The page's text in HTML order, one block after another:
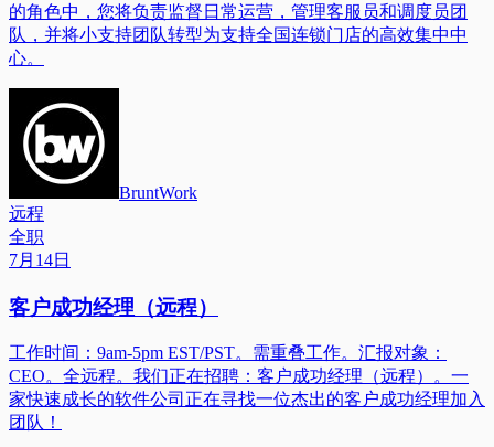
的角色中，您将负责监督日常运营，管理客服员和调度员团
队，并将小支持团队转型为支持全国连锁门店的高效集中中
心。
BruntWork
远程
全职
7月14日
客户成功经理（远程）
工作时间：9am-5pm EST/PST。需重叠工作。汇报对象：
CEO。全远程。我们正在招聘：客户成功经理（远程）。一
家快速成长的软件公司正在寻找一位杰出的客户成功经理加入
团队！